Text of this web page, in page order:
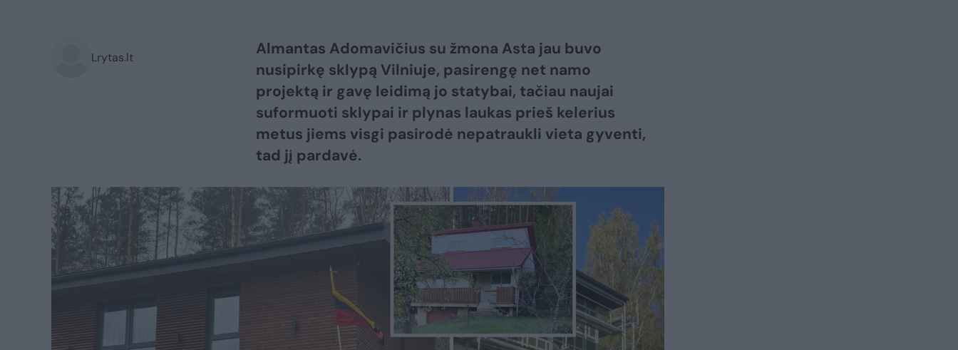
Lrytas.lt
Almantas Adomavičius su žmona Asta jau buvo
nusipirkę sklypą Vilniuje, pasirengę net namo
projektą ir gavę leidimą jo statybai, tačiau naujai
suformuoti sklypai ir plynas laukas prieš kelerius
metus jiems visgi pasirodė nepatraukli vieta gyventi,
tad jį pardavė.